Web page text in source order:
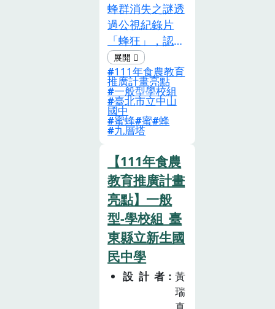
與種植要領，芥
菜的營養價值，
並透過芥菜的前
世今生來深入理
解食品加工與在
地飲食文化的脈
絡。2.本活動與
桃園舉辦的世界
客家博覽會活動
剛好巧妙呼應。
閱讀年菜【美味
的真相】1.結合
學生自主學習與
閱讀教育，從探
索網購年菜的食
品成分，來反思
健康安全的飲食
消費與綠色飲食
消費的關係。2.
蜂群消失之謎透
過公視紀錄片
「蜂狂」，認識
蜂群崩壞症候群
(Colony
Collapse
Disorder)，探
討事件的原因及
可能的解決方
案，並深入了解
農藥對生物及環
境的影響。蜜蜂
生態體驗認知蜜
蜂在農業授粉的
重要，先藉由
「蜜蜂觀察箱」
於教室內實際觀
察蜜蜂(社會組
成、臺灣蜜蜂種
111年食農教育
推廣計畫亮點
一般型學校組
臺北市立中山
國中
蜜蜂 蜜 蜂
九層塔
【111年食農
教育推廣計畫
亮點】一般
型-學校組_臺
東縣立新生國
民中學
設計者
黃
瑞